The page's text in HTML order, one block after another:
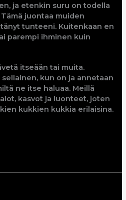
ja etenkin suru on todella
juontaa muiden
tunteeni. Kuitenkaan en
parempi ihminen kuin
itseään tai muita.
kun on ja annetaan
ne itse haluaa. Meillä
kasvot ja luonteet, joten
kukkien kukkia erilaisina.